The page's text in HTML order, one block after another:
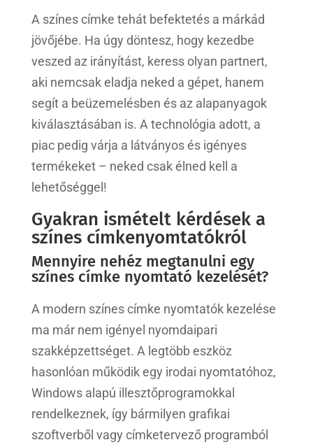
A színes címke tehát befektetés a márkád
jövőjébe. Ha úgy döntesz, hogy kezedbe
veszed az irányítást, keress olyan partnert,
aki nemcsak eladja neked a gépet, hanem
segít a beüzemelésben és az alapanyagok
kiválasztásában is. A technológia adott, a
piac pedig várja a látványos és igényes
termékeket – neked csak élned kell a
lehetőséggel!
Gyakran ismételt kérdések a
színes címkenyomtatókról
Mennyire nehéz megtanulni egy
színes címke nyomtató kezelését?
A modern színes címke nyomtatók kezelése
ma már nem igényel nyomdaipari
szakképzettséget. A legtöbb eszköz
hasonlóan működik egy irodai nyomtatóhoz,
Windows alapú illesztőprogramokkal
rendelkeznek, így bármilyen grafikai
szoftverből vagy címketervező programból